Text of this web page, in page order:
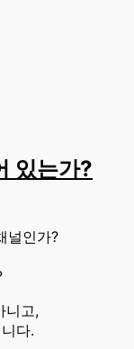
있는가?
널인가?
니고,
다.